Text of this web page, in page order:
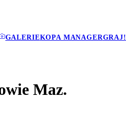
GALERIEKOPA MANAGERGRAJ!
Maz.